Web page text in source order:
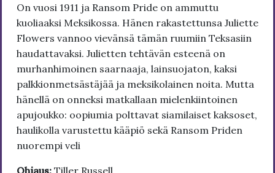
On vuosi 1911 ja Ransom Pride on ammuttu
kuoliaaksi Meksikossa. Hänen rakastettunsa Juliette
Flowers vannoo vievänsä tämän ruumiin Teksasiin
haudattavaksi. Julietten tehtävän esteenä on
murhanhimoinen saarnaaja, lainsuojaton, kaksi
palkkionmetsästäjää ja meksikolainen noita. Mutta
hänellä on onneksi matkallaan mielenkiintoinen
apujoukko: oopiumia polttavat siamilaiset kaksoset,
haulikolla varustettu kääpiö sekä Ransom Priden
nuorempi veli
Ohjaus: Tiller Russell